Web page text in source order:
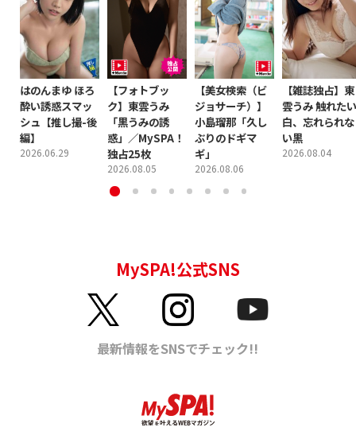
はのんまゆ ほろ
酔い誘惑スマッ
シュ【推し撮-後
編】
2026.06.29
【フォトブッ
ク】東雲うみ
「黒うみの誘
惑」／MySPA！
独占25枚
2026.08.05
【美女検索（ビ
ジョサーチ）】
小島瑠那「久し
ぶりのドギマ
ギ」
2026.08.06
【雑誌独占】東
雲うみ 触れたい
白、忘れられな
い黒
2026.08.04